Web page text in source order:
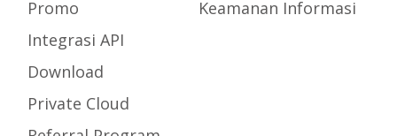
Promo
Integrasi API
Download
Private Cloud
Keamanan Informasi